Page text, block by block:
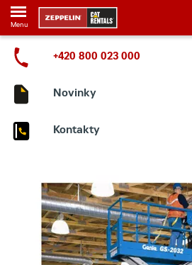
Menu
+420 800 023 000
Novinky
Kontakty